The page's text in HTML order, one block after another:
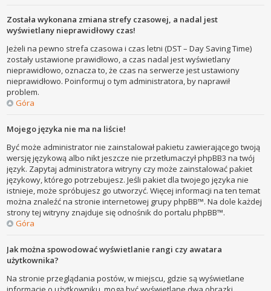
Została wykonana zmiana strefy czasowej, a nadal jest
wyświetlany nieprawidłowy czas!
Jeżeli na pewno strefa czasowa i czas letni (DST – Day Saving Time)
zostały ustawione prawidłowo, a czas nadal jest wyświetlany
nieprawidłowo, oznacza to, że czas na serwerze jest ustawiony
nieprawidłowo. Poinformuj o tym administratora, by naprawił
problem.
Góra
Mojego języka nie ma na liście!
Być może administrator nie zainstalował pakietu zawierającego twoją
wersję językową albo nikt jeszcze nie przetłumaczył phpBB3 na twój
język. Zapytaj administratora witryny czy może zainstalować pakiet
językowy, którego potrzebujesz. Jeśli pakiet dla twojego języka nie
istnieje, może spróbujesz go utworzyć. Więcej informacji na ten temat
można znaleźć na stronie internetowej grupy phpBB™. Na dole każdej
strony tej witryny znajduje się odnośnik do portalu phpBB™.
Góra
Jak można spowodować wyświetlanie rangi czy awatara
użytkownika?
Na stronie przeglądania postów, w miejscu, gdzie są wyświetlane